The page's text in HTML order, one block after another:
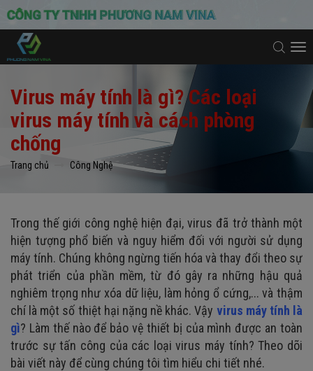
Virus máy tính là gì? Các loại
virus máy tính và cách phòng
chống
Trang chủ Công Nghệ
Trong thế giới công nghệ hiện đại, virus đã trở thành một
hiện tượng phổ biến và nguy hiểm đối với người sử dụng
máy tính. Chúng không ngừng tiến hóa và thay đổi theo sự
phát triển của phần mềm, từ đó gây ra những hậu quả
nghiêm trọng như xóa dữ liệu, làm hỏng ổ cứng,... và thậm
chí là một số thiệt hại nặng nề khác. Vậy virus máy tính là
gì? Làm thế nào để bảo vệ thiết bị của mình được an toàn
trước sự tấn công của các loại virus máy tính? Theo dõi
bài viết này để cùng chúng tôi tìm hiểu chi tiết nhé.